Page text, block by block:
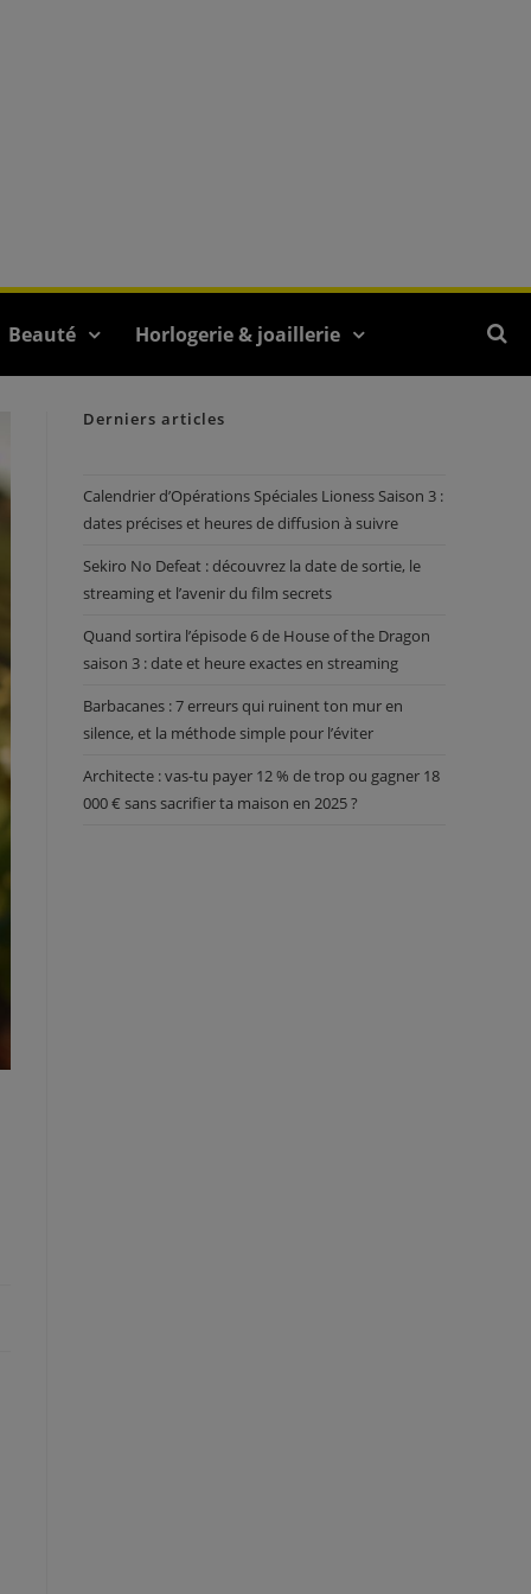
Beauté Horlogerie & joaillerie
Derniers articles
Calendrier d’Opérations Spéciales Lioness Saison 3 :
dates précises et heures de diffusion à suivre
Sekiro No Defeat : découvrez la date de sortie, le
streaming et l’avenir du film secrets
Quand sortira l’épisode 6 de House of the Dragon
saison 3 : date et heure exactes en streaming
Barbacanes : 7 erreurs qui ruinent ton mur en
silence, et la méthode simple pour l’éviter
Architecte : vas-tu payer 12 % de trop ou gagner 18
000 € sans sacrifier ta maison en 2025 ?